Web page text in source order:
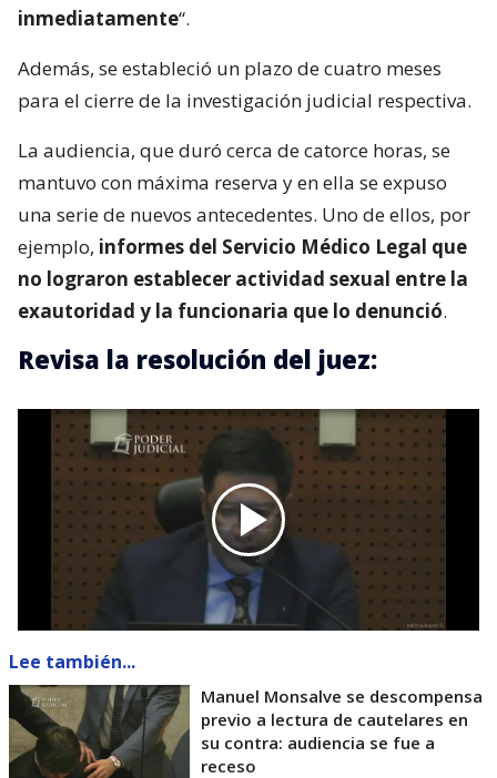
inmediatamente“.
Además, se estableció un plazo de cuatro meses
para el cierre de la investigación judicial respectiva.
La audiencia, que duró cerca de catorce horas, se
mantuvo con máxima reserva y en ella se expuso
una serie de nuevos antecedentes. Uno de ellos, por
ejemplo, informes del Servicio Médico Legal que
no lograron establecer actividad sexual entre la
exautoridad y la funcionaria que lo denunció.
Revisa la resolución del juez:
Lee también...
Manuel Monsalve se descompensa
previo a lectura de cautelares en
su contra: audiencia se fue a
receso